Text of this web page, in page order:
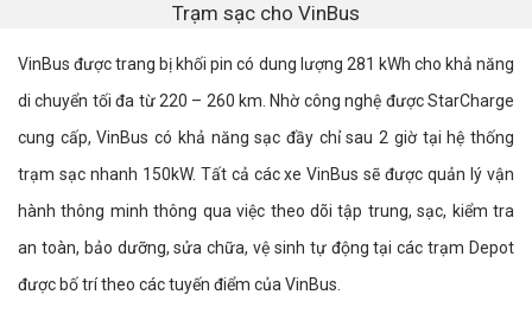
Trạm sạc cho VinBus
VinBus được trang bị khối pin có dung lượng 281 kWh cho khả năng
di chuyển tối đa từ 220 – 260 km. Nhờ công nghệ được StarCharge
cung cấp, VinBus có khả năng sạc đầy chỉ sau 2 giờ tại hệ thống
trạm sạc nhanh 150kW. Tất cả các xe VinBus sẽ được quản lý vận
hành thông minh thông qua việc theo dõi tập trung, sạc, kiểm tra
an toàn, bảo dưỡng, sửa chữa, vệ sinh tự động tại các trạm Depot
được bố trí theo các tuyến điểm của VinBus.